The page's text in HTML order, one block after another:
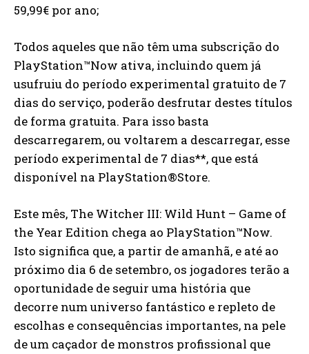
59,99€ por ano;
Todos aqueles que não têm uma subscrição do
PlayStation™Now ativa, incluindo quem já
usufruiu do período experimental gratuito de 7
dias do serviço, poderão desfrutar destes títulos
de forma gratuita. Para isso basta
descarregarem, ou voltarem a descarregar, esse
período experimental de 7 dias**, que está
disponível na PlayStation®Store.
Este mês, The Witcher III: Wild Hunt – Game of
the Year Edition chega ao PlayStation™Now.
Isto significa que, a partir de amanhã, e até ao
próximo dia 6 de setembro, os jogadores terão a
oportunidade de seguir uma história que
decorre num universo fantástico e repleto de
escolhas e consequências importantes, na pele
de um caçador de monstros profissional que